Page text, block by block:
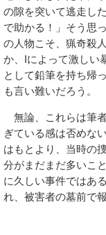
の隙を突いて逃走し
で助かる！」そう思
の人物こそ、猟奇殺
か、Iによって激しい
として鉛筆を持ち帰
も言い難いだろう。
無論、これらは筆
ぎている感は否めな
はもとより、当時の
分がまだまだ多いこ
に久しい事件ではあ
れ、被害者の墓前で